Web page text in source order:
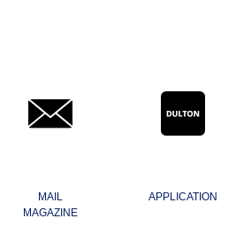
MAIL
MAGAZINE
APPLICATION